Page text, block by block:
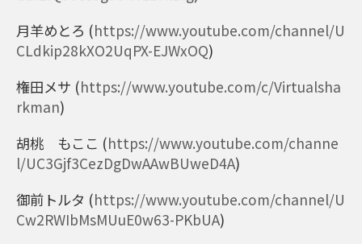
月羊めとろ (https://www.youtube.com/channel/U
CLdkip28kXO2UqPX-EJWxOQ)
権田メサ (https://www.youtube.com/c/Virtualsha
rkman)
胡桃 もここ (https://www.youtube.com/channe
l/UC3Gjf3CezDgDwAAwBUweD4A)
御前トルタ (https://www.youtube.com/channel/U
Cw2RWIbMsMUuE0w63-PKbUA)